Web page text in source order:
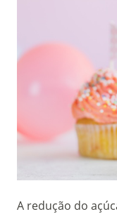
A redução do